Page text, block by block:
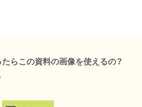
たらこの資料の画像を使えるの？